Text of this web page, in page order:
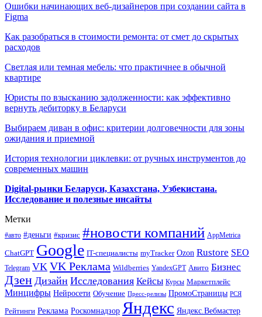
Ошибки начинающих веб-дизайнеров при создании сайта в
Figma
Как разобраться в стоимости ремонта: от смет до скрытых
расходов
Светлая или темная мебель: что практичнее в обычной
квартире
Юристы по взысканию задолженности: как эффективно
вернуть дебиторку в Беларуси
Выбираем диван в офис: критерии долговечности для зоны
ожидания и приемной
История технологии циклевки: от ручных инструментов до
современных машин
Digital-рынки Беларуси, Казахстана, Узбекистана.
Исследование и полезные инсайты
Метки
#авто #деньги #кризис #новости компаний AppMetrica
ChatGPT Google IT-специалисты myTracker Ozon Rustore SEO
Telegram VK VK Реклама Wildberries YandexGPT Авито Бизнес
Дзен Дизайн Исследования Кейсы Курсы Маркетплейс
Минцифры Нейросети Обучение Пресс-релизы ПромоСтраницы РСЯ
Рейтинги Реклама Роскомнадзор Яндекс Яндекс.Вебмастер